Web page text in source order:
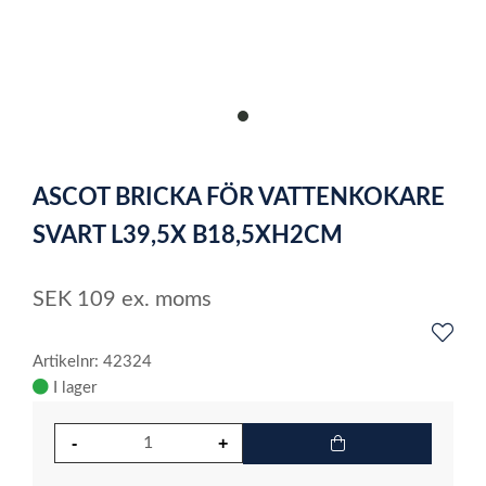
item
of
1
ASCOT BRICKA FÖR VATTENKOKARE
SVART L39,5X B18,5XH2CM
SEK 109 ex. moms
Artikelnr: 42324
I lager